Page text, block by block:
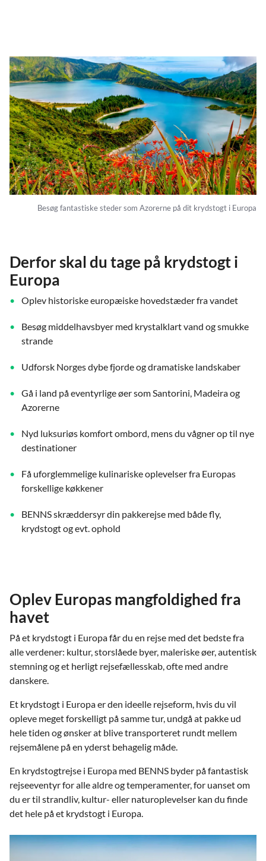
Besøg fantastiske steder som Azorerne på dit krydstogt i Europa
Derfor skal du tage på krydstogt i
Europa
Oplev historiske europæiske hovedstæder fra vandet
Besøg middelhavsbyer med krystalklart vand og smukke
strande
Udforsk Norges dybe fjorde og dramatiske landskaber
Gå i land på eventyrlige øer som Santorini, Madeira og
Azorerne
Nyd luksuriøs komfort ombord, mens du vågner op til nye
destinationer
Få uforglemmelige kulinariske oplevelser fra Europas
forskellige køkkener
BENNS skræddersyr din pakkerejse med både fly,
krydstogt og evt. ophold
Oplev Europas mangfoldighed fra
havet
På et krydstogt i Europa får du en rejse med det bedste fra
alle verdener: kultur, storslåede byer, maleriske øer, autentisk
stemning og et herligt rejsefællesskab, ofte med andre
danskere.
Et krydstogt i Europa er den ideelle rejseform, hvis du vil
opleve meget forskelligt på samme tur, undgå at pakke ud
hele tiden og ønsker at blive transporteret rundt mellem
rejsemålene på en yderst behagelig måde.
En krydstogtrejse i Europa med BENNS byder på fantastisk
rejseeventyr for alle aldre og temperamenter, for uanset om
du er til strandliv, kultur- eller naturoplevelser kan du finde
det hele på et krydstogt i Europa.